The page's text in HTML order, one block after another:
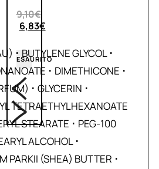
9,10€
6,83€
ESAURITO
･ BUTYLENE GLYCOL ･
･ DIMETHICONE ･
･ GLYCERIN ･
TETRAETHYLHEXANOATE
STEARATE ･ PEG-100
ALCOHOL ･
PARKII (SHEA) BUTTER ･